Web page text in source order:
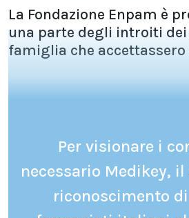
La Fondazione Enpam è
una parte degli introiti
famiglia che accettassero
Per visionare i
necessario Medikey,
riconoscimento